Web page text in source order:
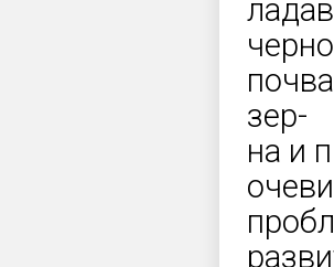
зер-
на и